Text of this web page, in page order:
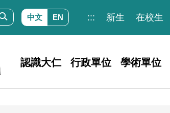
中文 EN ::: 新生 在校生
認識大仁 行政單位 學術單位